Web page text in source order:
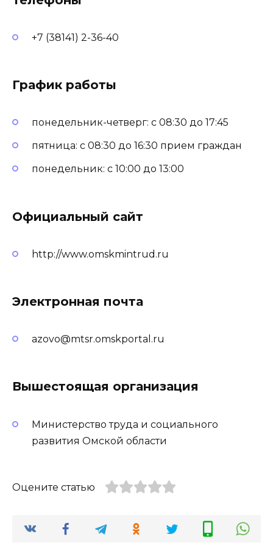
+7 (38141) 2-36-40
График работы
понедельник-четверг: с 08:30 до 17:45
пятница: с 08:30 до 16:30 прием граждан
понедельник: с 10:00 до 13:00
Официальный сайт
http://www.omskmintrud.ru
Электронная почта
azovo@mtsr.omskportal.ru
Вышестоящая организация
Министерство труда и социального
развития Омской области
Оцените статью